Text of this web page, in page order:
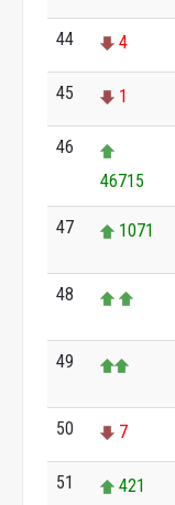
44 4
45 1
46
46715
47 1071
48
49
50 7
51 421